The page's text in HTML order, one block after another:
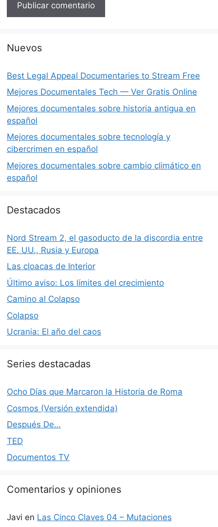
Nuevos
Best Legal Appeal Documentaries to Stream Free
Mejores Documentales Tech — Ver Gratis Online
Mejores documentales sobre historia antigua en
español
Mejores documentales sobre tecnología y
cibercrimen en español
Mejores documentales sobre cambio climático en
español
Destacados
Nord Stream 2, el gasoducto de la discordia entre
EE. UU., Rusia y Europa
Las cloacas de Interior
Último aviso: Los límites del crecimiento
Camino al Colapso
Colapso
Ucrania: El año del caos
Series destacadas
Ocho Días que Marcaron la Historia de Roma
Cosmos (Versión extendida)
Después De…
TED
Documentos TV
Comentarios y opiniones
Javi en Las Cinco Claves 04 – Mutaciones